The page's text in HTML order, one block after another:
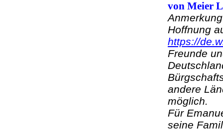
von Meier
Hoffnung
https://
Freunde
andere
möglich.
Für
seine